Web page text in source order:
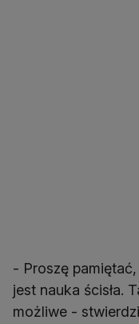
- Proszę
jest nauka ścisła.
możliwe -